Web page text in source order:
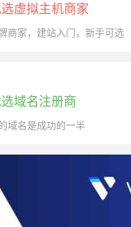
虚拟主机商家
商家，建站入门，新手可选
域名注册商
域名是成功的一半